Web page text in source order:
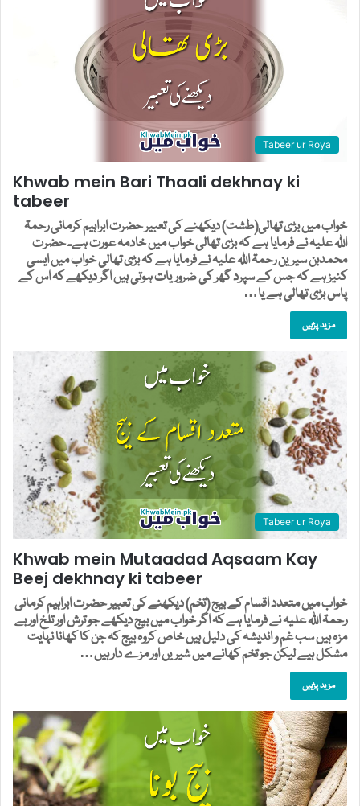
Tabeer ur Roya
Khwab mein Bari Thaali dekhnay ki
tabeer
خواب میں بڑی تھالی(طشت) دیکھنے کی تعبیر حضرت ابراہیم کرمانی رحمۃ
اللہ علیہ نے فرمایا ہے کہ بڑی تھالی خواب میں خادمہ عورت ہے۔ حضرت
محمدبن سیرین رحمۃ اللہ علیہ نے فرمایا ہے کہ بڑی تھالی خواب میں ایسی
کنیز ہے کہ جس کے سپرد گھر کی ضروریات ہوتی ہیں اگر دیکھے کہ اس کے
پاس بڑی تھالی ہے یا…
مزید پڑہیں
Tabeer ur Roya
Khwab mein Mutaadad Aqsaam Kay
Beej dekhnay ki tabeer
خواب میں متعدد اقسام کے بیج (تخم) دیکھنے کی تعبیر حضرت ابراہیم کرمانی
رحمۃ اللہ علیہ نے فرمایا ہے کہ اگر خواب میں بیج دیکھے جو ترش اور تلخ اور بے
مزہ ہیں سب غم و اندیشہ کی دلیل ہیں خاص کروہ بیج کہ جن کا کھانا نہایت
مشکل ہیے لیکن جو تخم کھانے میں شیریں اور مزے دار ہیں…
مزید پڑہیں